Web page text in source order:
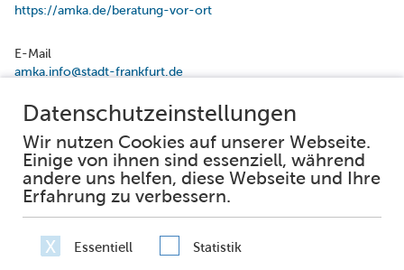
https://amka.de/beratung-vor-ort
E-Mail
amka.info@stadt-frankfurt.de
Facebook
Instagram
Impressum
Datenschutz